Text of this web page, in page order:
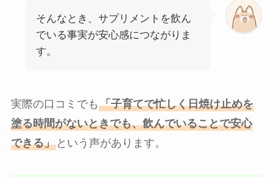
そんなとき、サプリメントを飲ん
でいる事実が安心感につながりま
す。
実際の口コミでも 「子育てで忙しく日焼け止めを
塗る時間がないときでも、飲んでいることで安心
できる」という声があります。